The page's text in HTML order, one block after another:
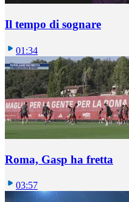
Il tempo di sognare
01:34
Roma, Gasp ha fretta
03:57